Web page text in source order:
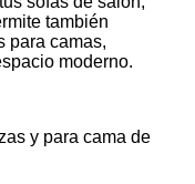
también
para camas,
moderno.
y para cama de